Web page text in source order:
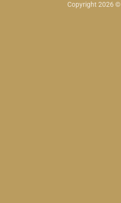
Copyright 2026 ©